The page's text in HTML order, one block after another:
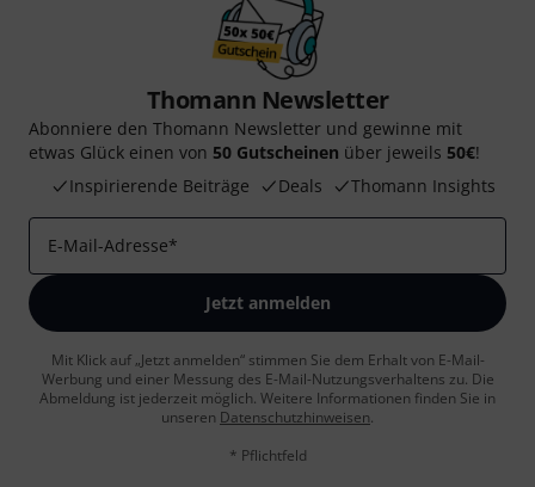
Thomann Newsletter
Abonniere den Thomann Newsletter und gewinne mit
etwas Glück einen von 50 Gutscheinen über jeweils 50€!
Inspirierende Beiträge
Deals Thomann Insights
E-Mail-Adresse*
Jetzt anmelden
Mit Klick auf „Jetzt anmelden“ stimmen Sie dem Erhalt von E-Mail-
Werbung und einer Messung des E-Mail-Nutzungsverhaltens zu. Die
Abmeldung ist jederzeit möglich. Weitere Informationen finden Sie in
unseren Datenschutzhinweisen.
* Pflichtfeld